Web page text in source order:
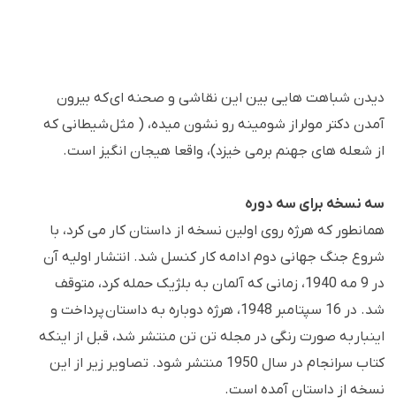
دیدن شباهت هایی بین این نقاشی و صحنه ای که بیرون
آمدن دکتر مولر از شومینه رو نشون میده، ( مثل شیطانی که
از شعله های جهنم برمی خیزد)، واقعا هیجان انگیز است.
سه نسخه برای سه دوره
همانطور که هرژه روی اولین نسخه از داستان کار می کرد، با
شروع جنگ جهانی دوم ادامه کار کنسل شد. انتشار اولیه آن
در 9 مه 1940، زمانی که آلمان به بلژیک حمله کرد، متوقف
شد. در 16 سپتامبر 1948، هرژه دوباره به داستان پرداخت و
اینبار به صورت رنگی در مجله تن تن منتشر شد، قبل از اینکه
کتاب سرانجام در سال 1950 منتشر شود. تصاویر زیر از این
نسخه از داستان آمده است.